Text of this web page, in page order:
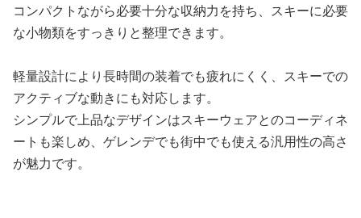
コンパクトながら必要十分な収納力を持ち、スキーに必要
な小物類をすっきりと整理できます。
軽量設計により長時間の装着でも疲れにくく、スキーでの
アクティブな動きにも対応します。
シンプルで上品なデザインはスキーウェアとのコーディネ
ートも楽しめ、ゲレンデでも街中でも使える汎用性の高さ
が魅力です。